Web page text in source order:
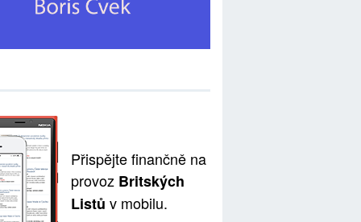
Přispějte finančně na
provoz Britských
Listů v mobilu.